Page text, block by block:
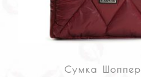
Сумка Шоппер